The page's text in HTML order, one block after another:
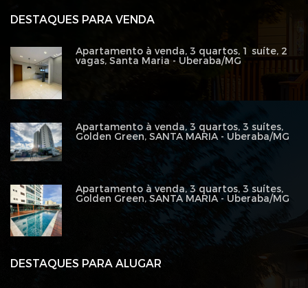
DESTAQUES PARA ALUGAR
DESTAQUES PARA VENDA
Apartamento à venda, 3 quartos, 1 suíte, 2
vagas, Santa Maria - Uberaba/MG
Apartamento à venda, 3 quartos, 3 suítes,
Golden Green, SANTA MARIA - Uberaba/MG
Apartamento à venda, 3 quartos, 3 suítes,
Golden Green, SANTA MARIA - Uberaba/MG